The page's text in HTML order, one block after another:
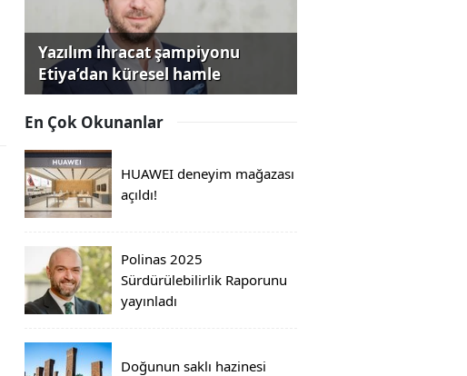
Yazılım ihracat şampiyonu
Etiya’dan küresel hamle
En Çok Okunanlar
HUAWEI deneyim mağazası
açıldı!
Polinas 2025
Sürdürülebilirlik Raporunu
yayınladı
Doğunun saklı hazinesi